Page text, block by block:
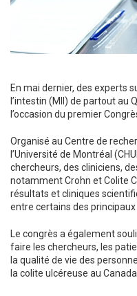
En mai dernier, des experts
l’intestin (MII) de partout au
l’occasion du premier
Organisé au Centre de
l’Université de Montréal
chercheurs, des cliniciens,
notamment Crohn et Colite
résultats et cliniques
entre certains des
Le congrès a également
faire les chercheurs, les
la qualité de vie des
la colite ulcéreuse au Canada.